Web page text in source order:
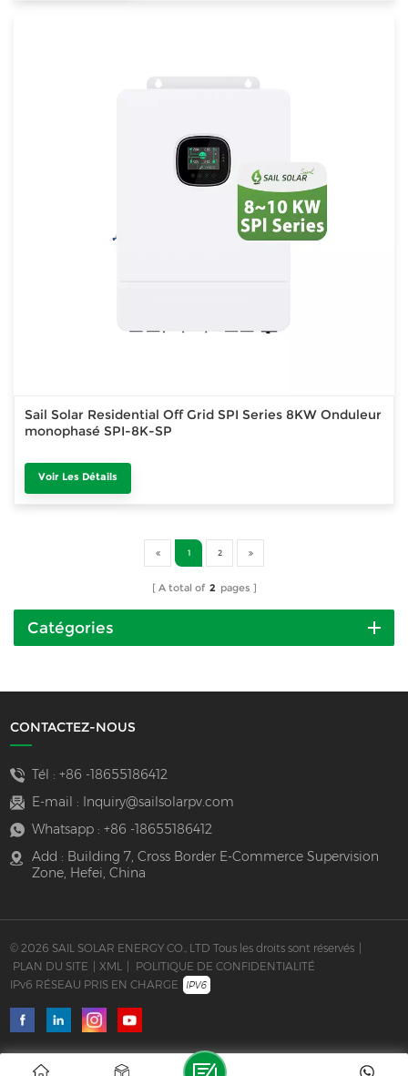
Sail Solar Residential Off Grid SPI Series 8KW Onduleur
monophasé SPI-8K-SP
Voir Les Détails
1 2
A total of 2 pages
Catégories
CONTACTEZ-NOUS
Tél : +86 -18655186412
E-mail :
Inquiry@sailsolarpv.com
Whatsapp : +86 -18655186412
Add : Building 7, Cross Border E-Commerce Supervision
Zone, Hefei, China
© 2026 SAIL SOLAR ENERGY CO., LTD Tous les droits sont réservés |
PLAN DU SITE | XML | POLITIQUE DE CONFIDENTIALITÉ
IPv6 RÉSEAU PRIS EN CHARGE